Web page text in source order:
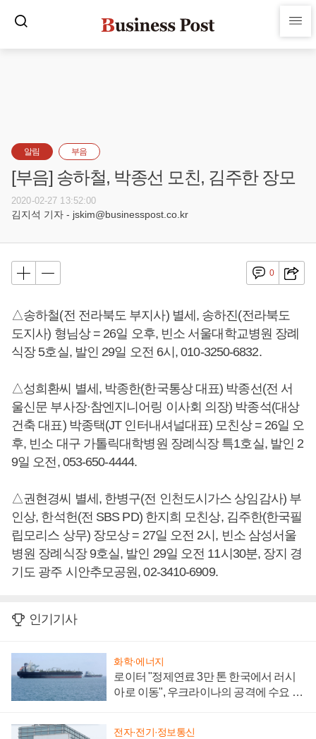
알림 부음
[부음] 송하철, 박종선 모친, 김주한 장모
2020-02-27 13:52:00
김지석 기자 - jskim@businesspost.co.kr
0
△송하철(전 전라북도 부지사) 별세, 송하진(전라북도
도지사) 형님상 = 26일 오후, 빈소 서울대학교병원 장례
식장 5호실, 발인 29일 오전 6시, 010-3250-6832.
△성희환씨 별세, 박종한(한국통상 대표) 박종선(전 서
울신문 부사장·참엔지니어링 이사회 의장) 박종석(대상
건축 대표) 박종택(JT 인터내셔널대표) 모친상 = 26일 오
후, 빈소 대구 가톨릭대학병원 장례식장 특1호실, 발인 2
9일 오전, 053-650-4444.
△권현경씨 별세, 한병구(전 인천도시가스 상임감사) 부
인상, 한석헌(전 SBS PD) 한지희 모친상, 김주한(한국필
립모리스 상무) 장모상 = 27일 오전 2시, 빈소 삼성서울
병원 장례식장 9호실, 발인 29일 오전 11시30분, 장지 경
기도 광주 시안추모공원, 02-3410-6909.
인기기사
화학·에너지
로이터 "정제연료 3만 톤 한국에서 러시
아로 이동", 우크라이나의 공격에 수요 늘
전자·전기·정보통신